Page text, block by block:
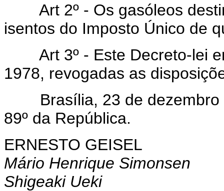
Art 2º - Os gasóleos
isentos do Imposto Único de
Art 3º - Este Decreto-lei
1978, revogadas as
Brasília, 23 de dezembro
89º da República.
ERNESTO GEISEL
Mário Henrique Simonsen
Shigeaki Ueki